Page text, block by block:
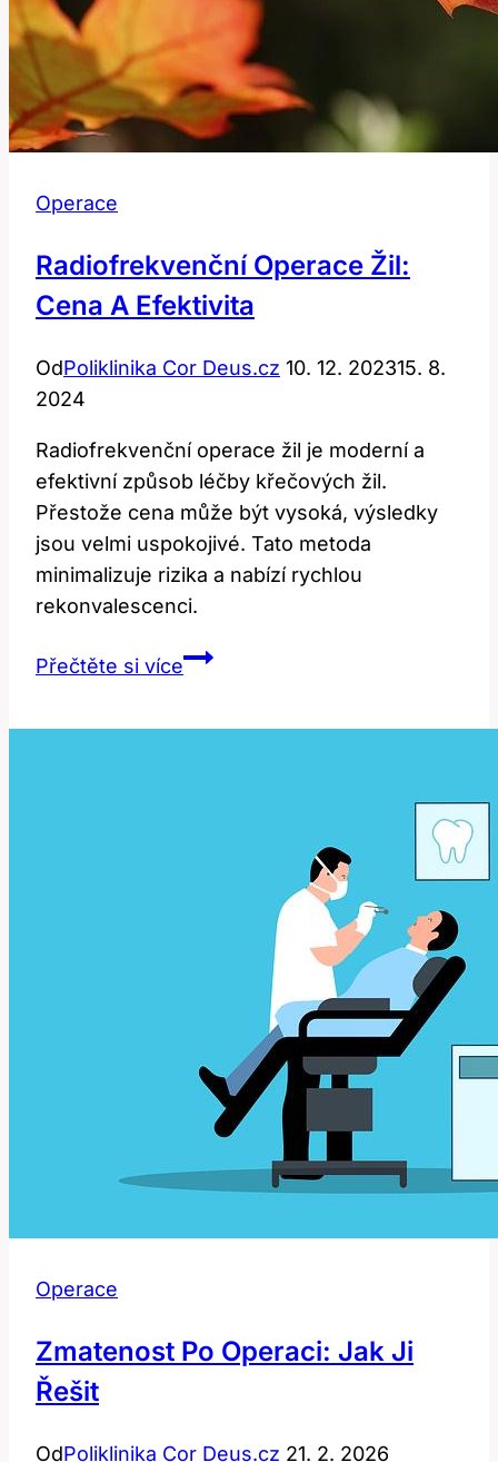
Operace
Radiofrekvenční Operace Žil:
Cena A Efektivita
OdPoliklinika Cor Deus.cz 10. 12. 202315. 8.
2024
Radiofrekvenční operace žil je moderní a
efektivní způsob léčby křečových žil.
Přestože cena může být vysoká, výsledky
jsou velmi uspokojivé. Tato metoda
minimalizuje rizika a nabízí rychlou
rekonvalescenci.
Přečtěte si víceRadiofrekvenční
Operace
Zmatenost Po Operaci: Jak Ji
Řešit
OdPoliklinika Cor Deus.cz 21. 2. 2026